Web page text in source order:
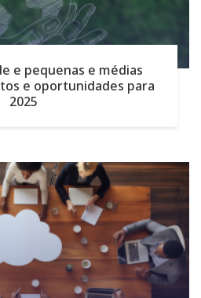
e pequenas e médias
e oportunidades para
2025